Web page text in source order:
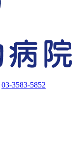
03-3583-5852